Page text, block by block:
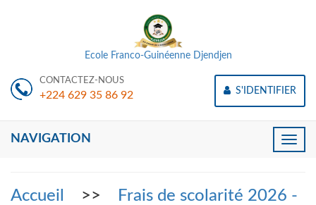
Ecole Franco-Guinéenne Djendjen
CONTACTEZ-NOUS
+224 629 35 86 92 S'IDENTIFIER
Toggle
NAVIGATION
Accueil >>
Frais de scolarité 2026 -